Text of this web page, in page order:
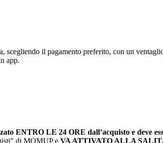
il pagamento preferito, con un
app.
LE 24 ORE dall’acquisto e deve
di MOMUP e VA ATTIVATO ALLA